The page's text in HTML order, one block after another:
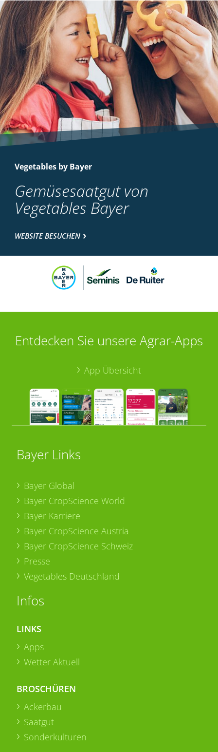
Vegetables by Bayer
Gemüsesaatgut von
Vegetables Bayer
WEBSITE BESUCHEN
Entdecken Sie unsere Agrar-Apps
App Übersicht
Bayer Links
Bayer Global
Bayer CropScience World
Bayer Karriere
Bayer CropScience Austria
Bayer CropScience Schweiz
Presse
Vegetables Deutschland
Infos
LINKS
Apps
Wetter Aktuell
BROSCHÜREN
Ackerbau
Saatgut
Sonderkulturen